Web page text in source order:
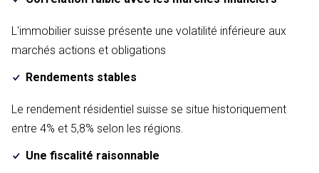
L'immobilier suisse présente une volatilité inférieure aux
marchés actions et obligations
Rendements stables
Le rendement résidentiel suisse se situe historiquement
entre 4% et 5,8% selon les régions.
Une fiscalité raisonnable